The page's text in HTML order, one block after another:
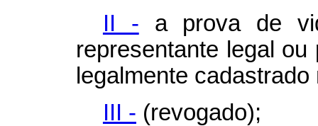
II - a prova de
representante legal
legalmente
III - (revogado);